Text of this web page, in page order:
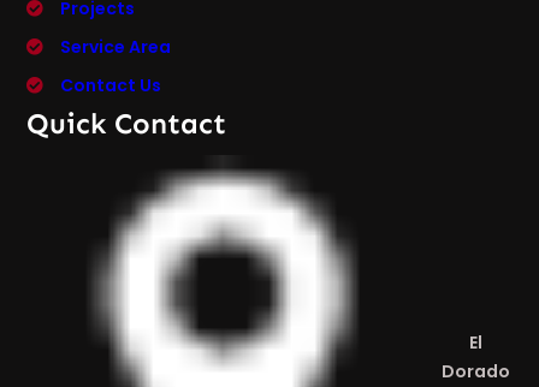
Projects
Service Area
Contact Us
Quick Contact
El
Dorado